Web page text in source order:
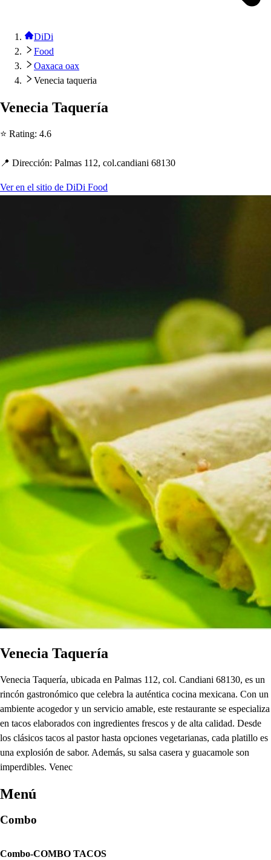
DiDi
Food
Oaxaca oax
Venecia taqueria
Venecia Taquería
⭐ Rating: 4.6
📍 Dirección: Palmas 112, col.candiani 68130
Ver en el sitio de DiDi Food
Venecia Taquería
Venecia Taquería, ubicada en Palmas 112, col. Candiani 68130, es un
rincón gastronómico que celebra la auténtica cocina mexicana. Con un
ambiente acogedor y un servicio amable, este restaurante se especializa
en tacos elaborados con ingredientes frescos y de alta calidad. Desde
los clásicos tacos al pastor hasta opciones vegetarianas, cada platillo es
una explosión de sabor. Además, su salsa casera y guacamole son
imperdibles. Venec
Menú
Combo
Combo-COMBO TACOS